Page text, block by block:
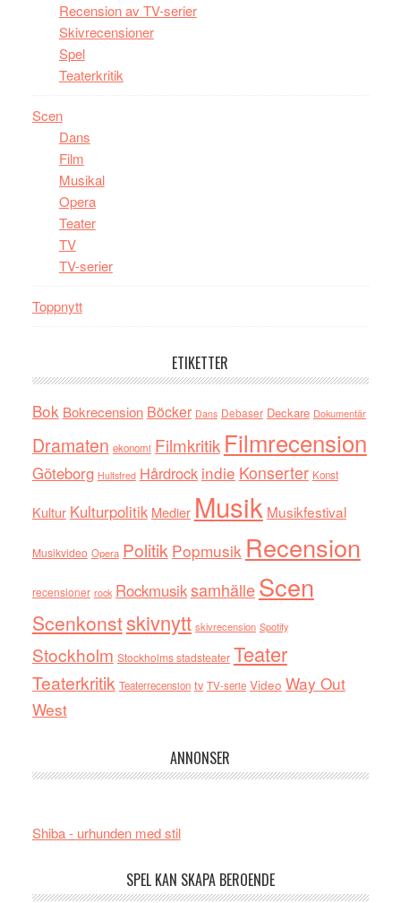
Recension av TV-serier
Skivrecensioner
Spel
Teaterkritik
Scen
Dans
Film
Musikal
Opera
Teater
TV
TV-serier
Toppnytt
ETIKETTER
Bok Bokrecension Böcker Dans Debaser Deckare Dokumentär
Dramaten ekonomi Filmkritik Filmrecension
Göteborg Hultsfred Hårdrock indie Konserter Konst
Kultur Kulturpolitik Medier Musik Musikfestival
Musikvideo Opera Politik Popmusik Recension
recensioner rock RockmusiksamhälleScen
Scenkonstskivnytt skivrecension Spotify
Stockholm Stockholms stadsteater Teater
Teaterkritik Teaterrecension tv TV-serie Video Way Out
West
ANNONSER
Shiba - urhunden med stil
SPEL KAN SKAPA BEROENDE